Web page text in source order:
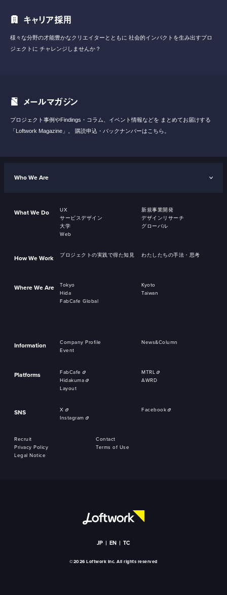
キャリア採用
様々な分野の才能豊かなクリエイターとともに 社会的インパクトを生み出すプロ
ジェクトに チャレンジしませんか？
メールマガジン
プロジェクト事例やFindings・コラム、イベント情報などを まとめてお届けする
「Loftwork Magazine」。
購読申込・バックナンバーはこちら。
Who We Are
What We Do UX
新規事業開発
サービスデザイン
デザインリサーチ
大学
グローバル
Web
How We Work プロジェクトの実践で得た知見 わたしたちの手法・思考
Where We Are Tokyo
Kyoto
Hida
Taiwan
FabCafe Global
Information Company Profile
News&Column
Event
Platforms FabCafe
MTRL
Hidakuma
AWRD
Layout
SNS X
Facebook
Instagram
Recruit
Contact
Privacy Policy
Terms of Use
Legal Notice
JP EN TC
©2026 Loftwork Inc. All rights reserved